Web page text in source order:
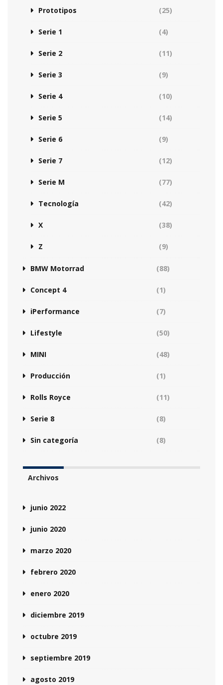
Prototipos (25)
Serie 1 (4)
Serie 2 (11)
Serie 3 (9)
Serie 4 (10)
Serie 5 (14)
Serie 6 (9)
Serie 7 (12)
Serie M (77)
Tecnología (42)
X (38)
Z (9)
BMW Motorrad (88)
Concept 4 (1)
iPerformance (7)
Lifestyle (50)
MINI (48)
Producción (1)
Rolls Royce (11)
Serie 8 (8)
Sin categoría (8)
Archivos
junio 2022
junio 2020
marzo 2020
febrero 2020
enero 2020
diciembre 2019
octubre 2019
septiembre 2019
agosto 2019